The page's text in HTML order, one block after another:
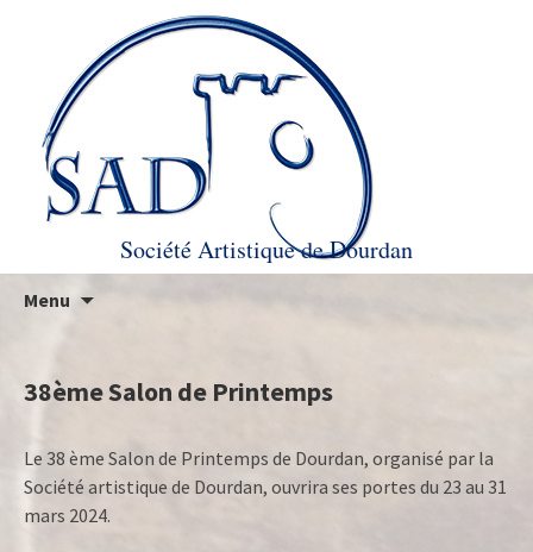
Société Artistique de Dourdan
Menu
38ème Salon de Printemps
Le 38 ème Salon de Printemps de Dourdan, organisé par la
Société artistique de Dourdan, ouvrira ses portes du 23 au 31
mars 2024.